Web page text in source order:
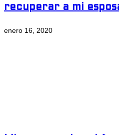
recuperar a mi
enero 16, 2020